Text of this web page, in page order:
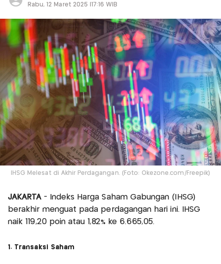
Rabu, 12 Maret 2025 |17:16 WIB
IHSG Melesat di Akhir Perdagangan. (Foto: Okezone.com/Freepik)
JAKARTA - Indeks Harga Saham Gabungan (IHSG)
berakhir menguat pada perdagangan hari ini. IHSG
naik 119,20 poin atau 1,82% ke 6.665,05.
1. Transaksi Saham